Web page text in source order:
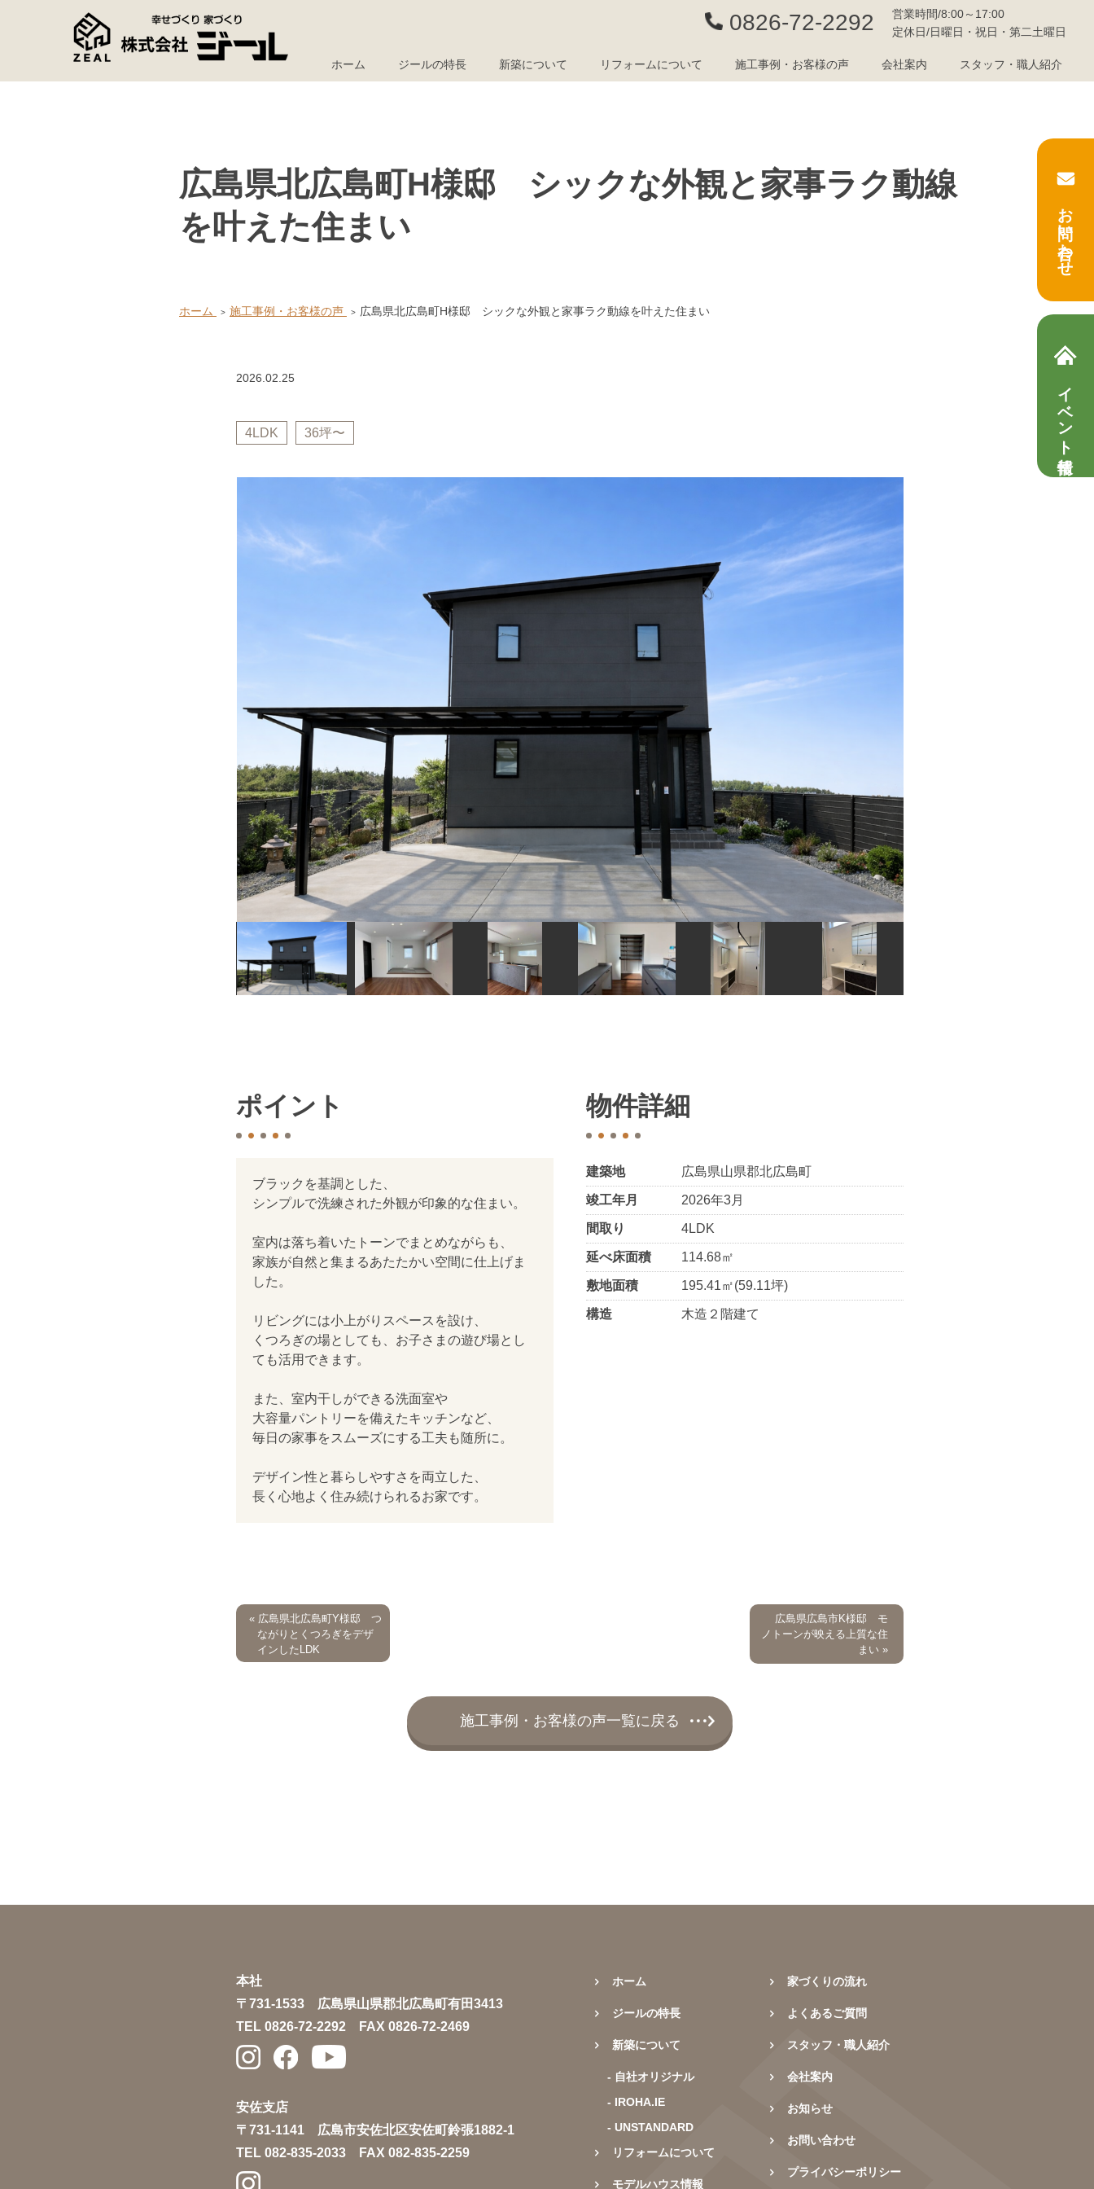
お問い合わせ
イベント情報
0826-72-2292
営業時間/8:00～17:00
定休日/日曜日・祝日・第二土曜日
ホーム ジールの特長 新築について リフォームについて 施工事例・お客様の声 会社案内 スタッフ・職人紹介
広島県北広島町H様邸 シックな外観と家事ラク動線
を叶えた住まい
ホーム 施工事例・お客様の声 広島県北広島町H様邸 シックな外観と家事ラク動線を叶えた住まい
2026.02.25
4LDK 36坪〜
ポイント
ブラックを基調とした、
シンプルで洗練された外観が印象的な住まい。
室内は落ち着いたトーンでまとめながらも、
家族が自然と集まるあたたかい空間に仕上げま
した。
リビングには小上がりスペースを設け、
くつろぎの場としても、お子さまの遊び場とし
ても活用できます。
また、室内干しができる洗面室や
大容量パントリーを備えたキッチンなど、
毎日の家事をスムーズにする工夫も随所に。
デザイン性と暮らしやすさを両立した、
長く心地よく住み続けられるお家です。
物件詳細
建築地 広島県山県郡北広島町
竣工年月 2026年3月
間取り 4LDK
延べ床面積 114.68㎡
敷地面積 195.41㎡(59.11坪)
構造 木造２階建て
« 広島県北広島町Y様邸 つ
ながりとくつろぎをデザ
インしたLDK
広島県広島市K様邸 モ
ノトーンが映える上質な住
まい »
施工事例・お客様の声一覧に戻る
本社
〒731-1533 広島県山県郡北広島町有田3413
TEL 0826-72-2292 FAX 0826-72-2469
安佐支店
〒731-1141 広島市安佐北区安佐町鈴張1882-1
TEL 082-835-2033 FAX 082-835-2259
ホーム
ジールの特長
新築について
- 自社オリジナル
- IROHA.IE
- UNSTANDARD
リフォームについて
モデルハウス情報
家づくりの流れ
よくあるご質問
スタッフ・職人紹介
会社案内
お知らせ
お問い合わせ
プライバシーポリシー